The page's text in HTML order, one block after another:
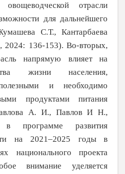
отрасли
для дальней­шего
С.Т., Кан­тарбаева
136-153). Во-вторых,
напрямую влияет на
жизни населения,
и необходимо
продуктами питания
А. И., Павлов И Н.,
программе развития
на 2021–2025 годы в
национального проекта
внимание уделяется